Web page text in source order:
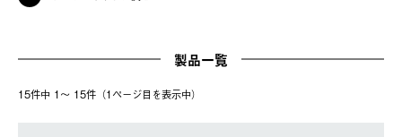
製品一覧
15件中 1〜 15件（1ページ⽬を表⽰中）